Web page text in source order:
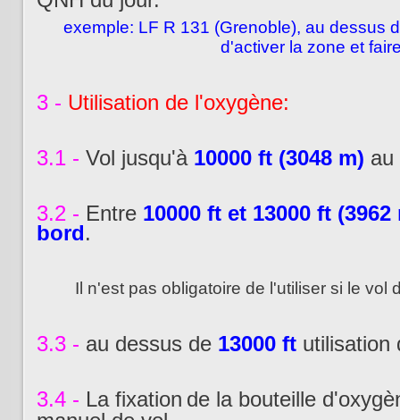
exemple: LF R 131 (Grenoble), au dessus
d'activer la zone et
3 - Utilisation de l'oxygène:
3.1 - Vol jusqu'à 10000 ft (3048 m) au
3.2 - Entre 10000 ft et 13000 ft (3962
bord.
Il n'est pas obligatoire de l'utiliser si le
3.3 - au dessus de 13000 ft utilisation
3.4 - La fixation de la bouteille